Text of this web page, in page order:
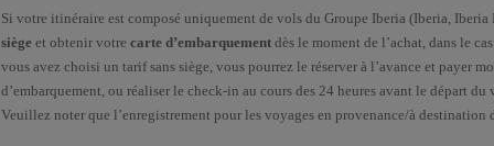
Vous pourrez obtenir votre carte d’embarquement en ligne au plus tard1 heure
et San José et 180 minutes pour Caracas).
Enregistrez-vous en ligne en suivant ces étapes :
Si votre itinéraire est composé uniquement de vols du Groupe Iberia (Iberia,
siège et obtenir votre carte d’embarquement dès le moment de l’achat, dans le
vous avez choisi un tarif sans siège, vous pourrez le réserver à l’avance et payer
d’embarquement, ou réaliser le check-in au cours des 24 heures avant le départ du
Veuillez noter que l’enregistrement pour les voyages en provenance/à destination